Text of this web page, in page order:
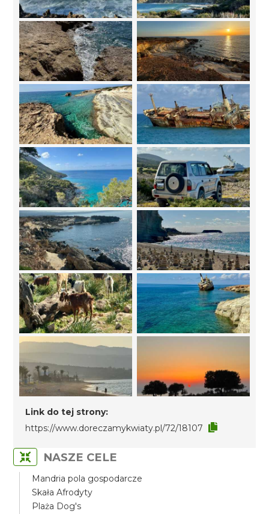
Link do tej strony:
https://www.doreczamykwiaty.pl/72/18107
NASZE CELE
Mandria pola gospodarcze
Skała Afrodyty
Plaża Dog's